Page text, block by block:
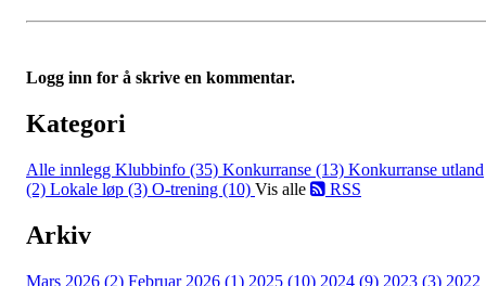
Logg inn for å skrive en kommentar.
Kategori
Alle innlegg Klubbinfo (35) Konkurranse (13) Konkurranse utland
(2) Lokale løp (3) O-trening (10) Vis alle RSS
Arkiv
Mars 2026 (2) Februar 2026 (1) 2025 (10) 2024 (9) 2023 (3) 2022